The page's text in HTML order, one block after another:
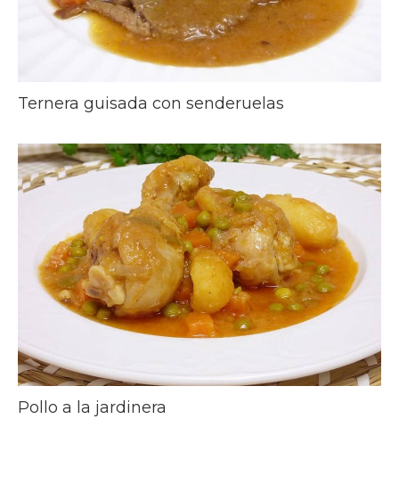
Ternera guisada con senderuelas
Pollo a la jardinera